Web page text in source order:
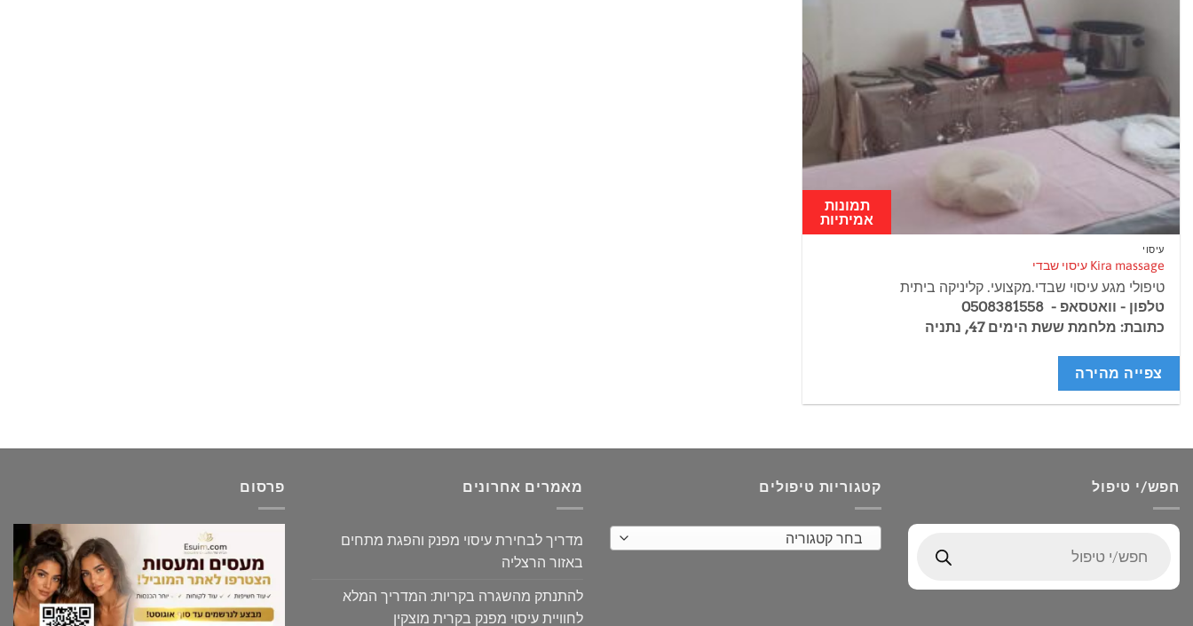
תמונות
אמיתיות
עיסוי
Kira massage עיסוי שבדי
טיפולי מגע עיסוי שבדי.מקצועי. קליניקה ביתית
טלפון - וואטסאפ - 0508381558
כתובת: מלחמת ששת הימים 47, נתניה
צפייה מהירה
חפש/י טיפול
search
קטגוריות טיפולים
בחר קטגוריה
מאמרים אחרונים
מדריך לבחירת עיסוי מפנק והפגת מתחים
באזור הרצליה
להתנתק מהשגרה בקריות: המדריך המלא
לחוויית עיסוי מפנק בקרית מוצקין
פרסום